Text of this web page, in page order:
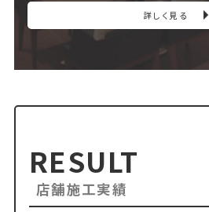
詳しく見る
RESULT
店舗施工実績